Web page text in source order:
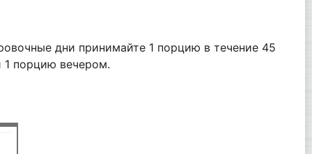
дни принимайте 1 порцию в течение 45
порцию вечером.